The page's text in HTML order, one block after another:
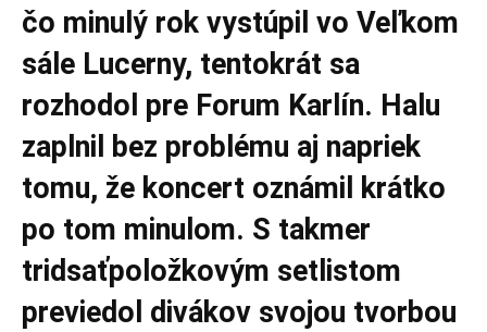
čo minulý rok vystúpil vo Veľkom
sále Lucerny, tentokrát sa
rozhodol pre Forum Karlín. Halu
zaplnil bez problému aj napriek
tomu, že koncert oznámil krátko
po tom minulom. S takmer
tridsaťpoložkovým setlistom
previedol divákov svojou tvorbou